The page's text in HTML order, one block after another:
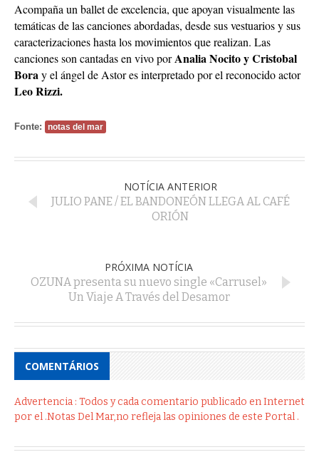
Acompaña un ballet de excelencia, que apoyan visualmente las
temáticas de las canciones abordadas, desde sus vestuarios y sus
caracterizaciones hasta los movimientos que realizan. Las
canciones son cantadas en vivo porAnalia Nocito y Cristobal
Boray el ángel de Astor es interpretado por el reconocido actor
Leo Rizzi.
Fonte: notas del mar
NOTÍCIA ANTERIOR
JULIO PANE / EL BANDONEÓN LLEGA AL CAFÉ
ORIÓN
PRÓXIMA NOTÍCIA
OZUNA presenta su nuevo single «Carrusel»
Un Viaje A Través del Desamor
COMENTÁRIOS
Advertencia : Todos y cada comentario publicado en Internet
por el .Notas Del Mar,no refleja las opiniones de este Portal .